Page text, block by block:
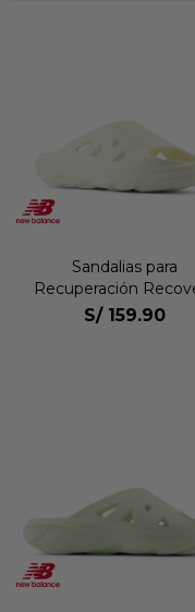
Sandalias para
Recuperación
Slide Unisex
S/ 159.90